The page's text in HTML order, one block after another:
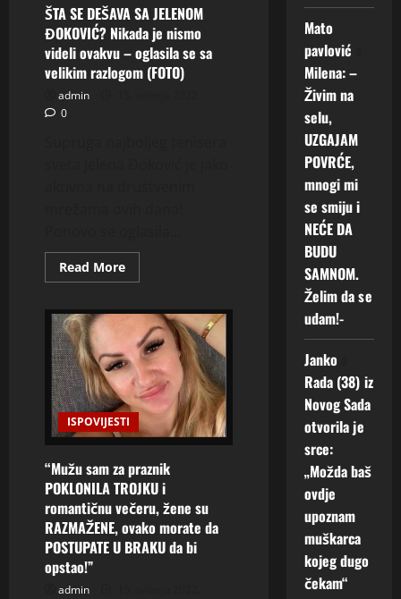
SE”
ŠTA SE DEŠAVA SA JELENOM
ĐOKOVIĆ? Nikada je nismo
videli ovakvu – oglasila se sa
velikim razlogom (FOTO)
admin
0
Read MoreRead
more
SE
DEŠAVA
SA
JELENOM
ĐOKOVIĆ?
Nikada
je
nismo
videli
ovakvu
–
se
sa
velikim
razlogom
(FOTO)
ISPOVIJESTI
“Mužu sam za praznik
POKLONILA TROJKU i
romantičnu večeru, žene su
RAZMAŽENE, ovako morate da
POSTUPATE U BRAKU da bi
opstao!”
admin
Mato
pavlović
Milena: –
Živim na
selu,
UZGAJAM
POVRĆE,
mnogi mi
se smiju i
NEĆE DA
BUDU
SAMNOM.
Želim da se
udam!-
Janko
Rada (38) iz
Novog Sada
otvorila je
srce:
„Možda baš
ovdje
upoznam
muškarca
kojeg dugo
čekam“